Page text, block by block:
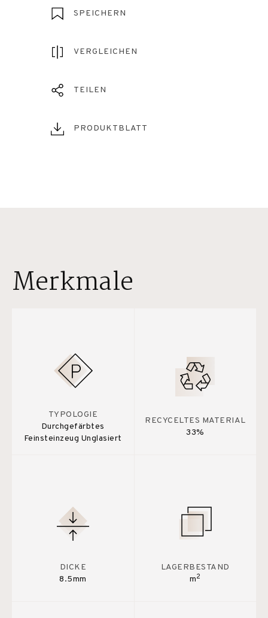
SPEICHERN
VERGLEICHEN
TEILEN
PRODUKTBLATT
Merkmale
TYPOLOGIE
Durchgefärbtes
Feinsteinzeug Unglasiert
RECYCELTES MATERIAL
33%
DICKE
8.5mm
LAGERBESTAND
m2